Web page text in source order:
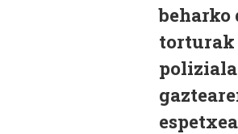
beharko
torturak
poliziala